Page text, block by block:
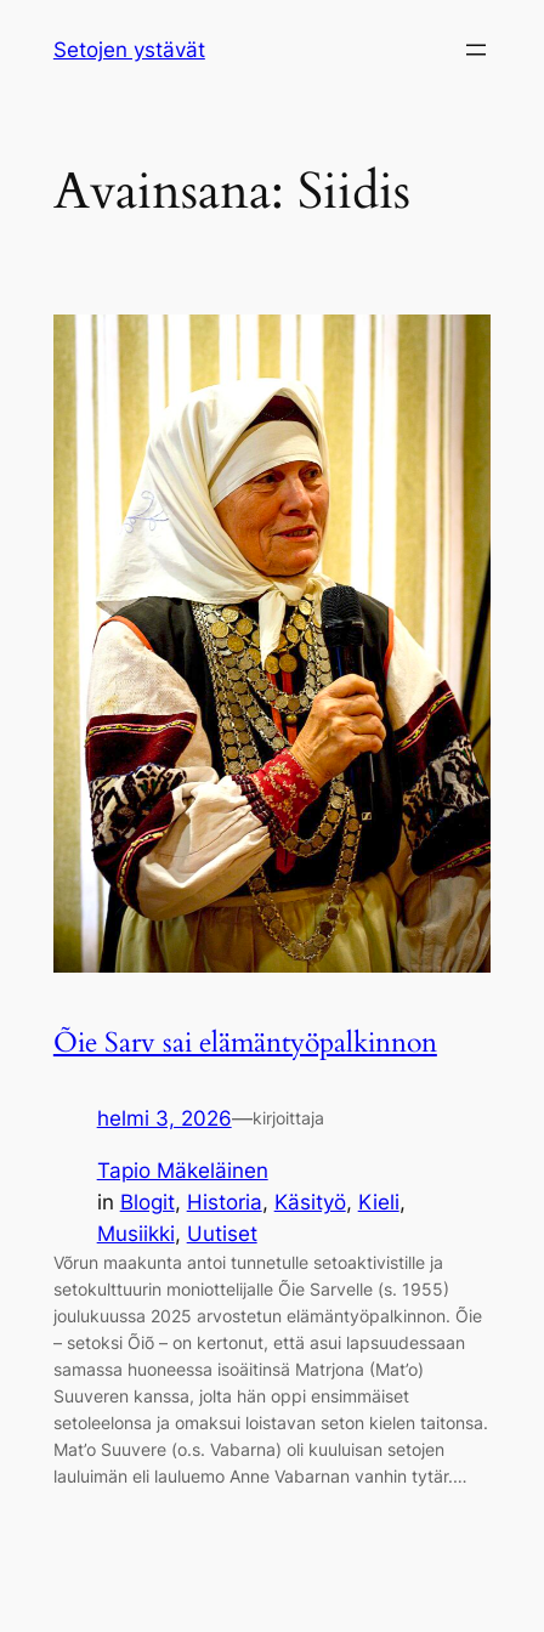
sisältöön
Setojen ystävät
Avainsana: Siidis
Õie Sarv sai elämäntyöpalkinnon
helmi 3, 2026—kirjoittaja
Tapio Mäkeläinen
in Blogit, Historia, Käsityö, Kieli
Musiikki, Uutiset
Võrun maakunta antoi tunnetulle setoaktivistille ja
setokulttuurin moniottelijalle Õie Sarvelle (s. 1955)
joulukuussa 2025 arvostetun elämäntyöpalkinnon. Õie
– setoksi Õiõ – on kertonut, että asui lapsuudessaan
samassa huoneessa isoäitinsä Matrjona (Mat’o)
Suuveren kanssa, jolta hän oppi ensimmäiset
setoleelonsa ja omaksui loistavan seton kielen taitonsa.
Mat’o Suuvere (o.s. Vabarna) oli kuuluisan setojen
lauluimän eli lauluemo Anne Vabarnan vanhin tytär.…